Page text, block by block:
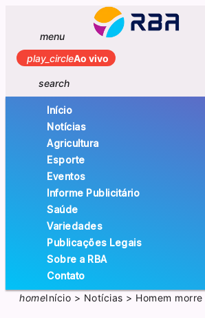
menu
play_circleAo vivo
search
Início
Notícias
Agricultura
Esporte
Eventos
Informe Publicitário
Saúde
Variedades
Publicações Legais
Sobre a RBA
Contato
homeInício > Notícias > Homem